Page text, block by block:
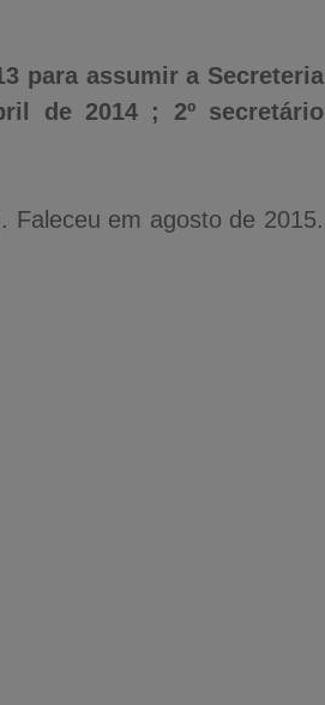
para assumir a Secreteria
de 2014 ; 2º secretário
Faleceu em agosto de 2015.